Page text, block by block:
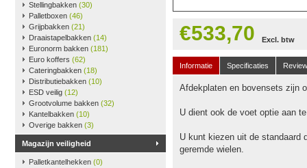
Stellingbakken (30)
Palletboxen (46)
Grijpbakken (21)
Draaistapelbakken (14)
Euronorm bakken (181)
Euro koffers (62)
Cateringbakken (18)
Distributiebakken (10)
ESD veilig (12)
Grootvolume bakken (32)
Kantelbakken (10)
Overige bakken (3)
Magazijn veiligheid
Palletkantelhekken (0)
€533,70 Excl. btw
Informatie Specificaties
Afdekplaten en bovensets zijn
U dient ook de voet optie aan
U kunt kiezen uit de standaard
geremde wielen.